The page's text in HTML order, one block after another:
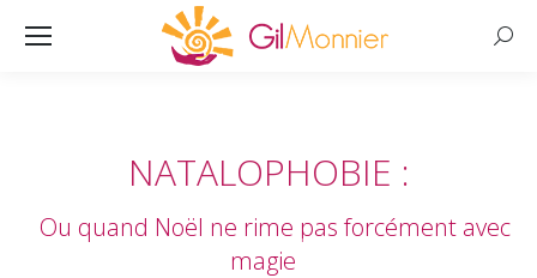
NATALOPHOBIE :
Ou quand Noël ne rime pas forcément avec
magie